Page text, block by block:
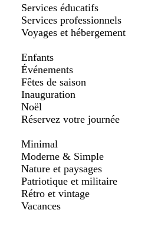
Services éducatifs
Services professionnels
Voyages et hébergement
Enfants
Événements
Fêtes de saison
Inauguration
Noël
Réservez votre journée
Minimal
Moderne & Simple
Nature et paysages
Patriotique et militaire
Rétro et vintage
Vacances